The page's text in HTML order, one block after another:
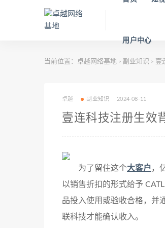
用户中心
当前位置： 卓越网络基地 > 副业知识 > 壹
卓越 副业知识 2024-08-11
壹连科技注册生效
为了留住这个大客户 ，
以销售折扣的形式给予 CATL
品投入使用或验收合格，并
联科技才能确认收入。